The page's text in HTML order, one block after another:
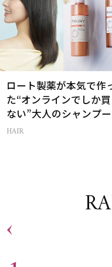
ロート製薬が本気で作
た“オンラインでしか
ない”大人のシャンプ
トリートメントって？
HAIR